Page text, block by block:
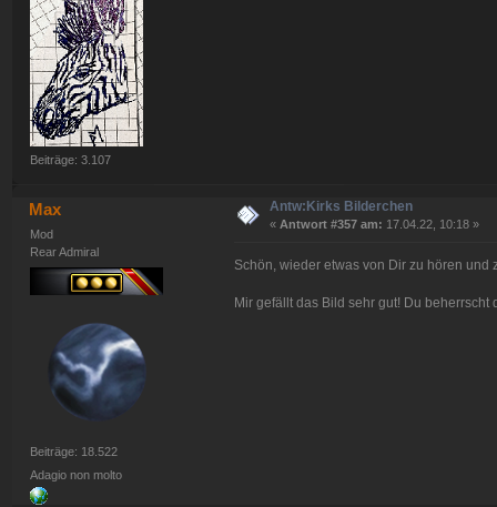
Beiträge: 3.107
Max
Mod
Rear Admiral
Beiträge: 18.522
Adagio non molto
Antw:Kirks Bilderchen
« Antwort #357 am: 17.04.22, 10:18 »
Schön, wieder etwas von Dir zu hören und
Mir gefällt das Bild sehr gut! Du